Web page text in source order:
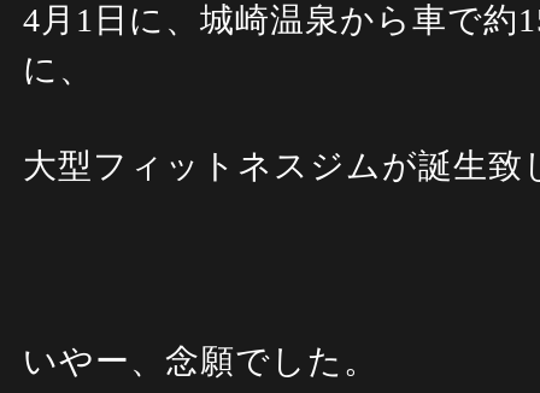
4月1日に、城崎温泉から車で約
に、
大型フィットネスジムが誕生致
いやー、念願でした。